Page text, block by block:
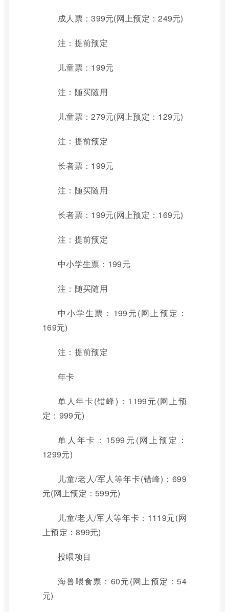
成人票：399元(网上预定：249元)
注：提前预定
儿童票：199元
注：随买随用
儿童票：279元(网上预定：129元)
注：提前预定
长者票：199元
注：随买随用
长者票：199元(网上预定：169元)
注：提前预定
中小学生票：199元
注：随买随用
中小学生票：199元(网上预定：
169元)
注：提前预定
年卡
单人年卡(错峰)：1199元(网上预
定：999元)
单人年卡：1599元(网上预定：
1299元)
儿童/老人/军人等年卡(错峰)：699
元(网上预定：599元)
儿童/老人/军人等年卡：1119元(网
上预定：899元)
投喂项目
海兽喂食票：60元(网上预定：54
元)